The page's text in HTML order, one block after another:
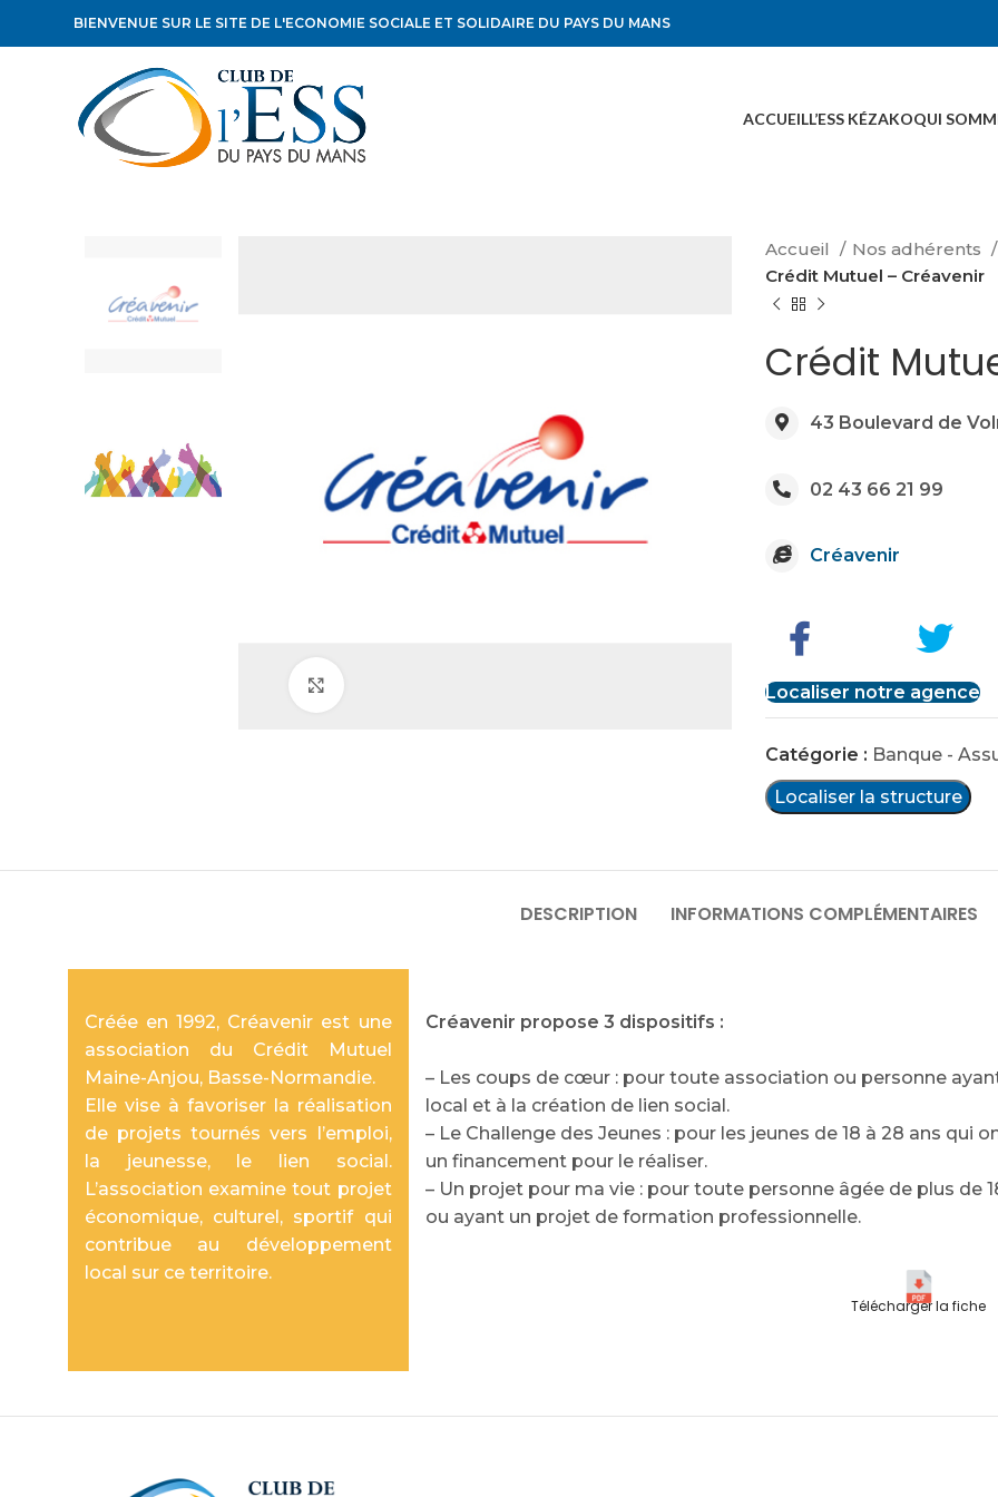
BIENVENUE SUR LE SITE DE L'ECONOMIE SOCIALE ET SOLIDAIRE DU PAYS DU MANS
ACCUEILL’ESS KÉZAKOQUI
Accueil Nos adhérents
Crédit Mutuel – Créavenir
Crédit
43 Boulevard de
02 43 66 21 99
Créavenir
Localiser notre agence
Catégorie : Banque -
Localiser la structure
DESCRIPTION INFORMATIONS COMPLÉMENTAIRES
Créée en 1992, Créavenir est une
association du Crédit Mutuel
Maine-Anjou, Basse-Normandie.
Elle vise à favoriser la réalisation
de projets tournés vers l’emploi,
la jeunesse, le lien social.
L’association examine tout projet
économique, culturel, sportif qui
contribue au développement
local sur ce territoire.
Créavenir propose 3 dispositifs :
– Les coups de cœur : pour toute association ou personne
local et à la création de lien social.
– Le Challenge des Jeunes : pour les jeunes de 18 à 28 ans
un financement pour le réaliser.
– Un projet pour ma vie : pour toute personne âgée de plus de
ou ayant un projet de formation professionnelle.
Télécharger la fiche